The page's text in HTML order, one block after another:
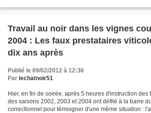
Travail au noir dans les vignes
2004 : Les faux prestataires
dix ans après
Publié le 09/02/2012 à 12:36
Par lechatnoir51
Hier, en fin de soirée, après 5 heures d'instruction des
des saisons 2002, 2003 et 2004 ont défilé à la barre
correctionnel pour témoigner d'une même situation :